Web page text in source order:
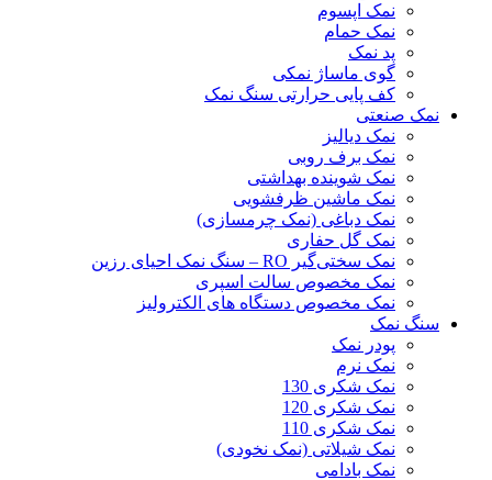
نمک اپسوم
نمک حمام
پد نمک
گوی ماساژ نمکی
کف پایی حرارتی سنگ نمک
نمک صنعتی
نمک دیالیز
نمک برف روبی
نمک شوینده بهداشتی
نمک ماشین ظرفشویی
نمک دباغی (نمک چرمسازی)
نمک گل حفاری
نمک سختی‌گیر RO – سنگ نمک احیای رزین
نمک مخصوص سالت اسپری
نمک مخصوص دستگاه های الکترولیز
سنگ نمک
پودر نمک
نمک نرم
نمک شکری 130
نمک شکری 120
نمک شکری 110
نمک شیلاتی (نمک نخودی)
نمک بادامی